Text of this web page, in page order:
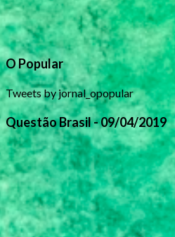
O Popular
Tweets by jornal_opopular
Questão Brasil - 09/04/2019